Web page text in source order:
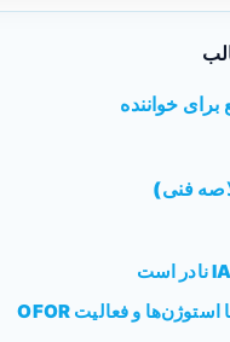
خواننده
فنی)